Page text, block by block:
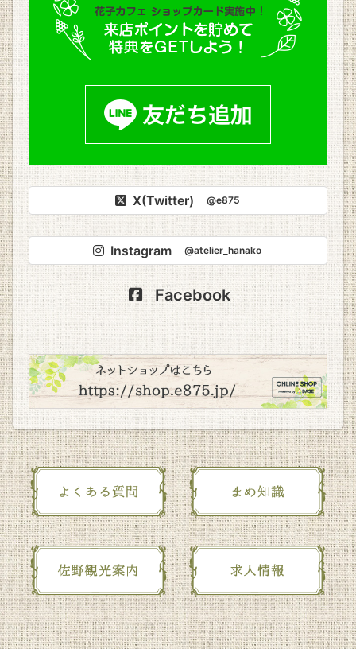
X(Twitter) @e875
Instagram @atelier_hanako
Facebook